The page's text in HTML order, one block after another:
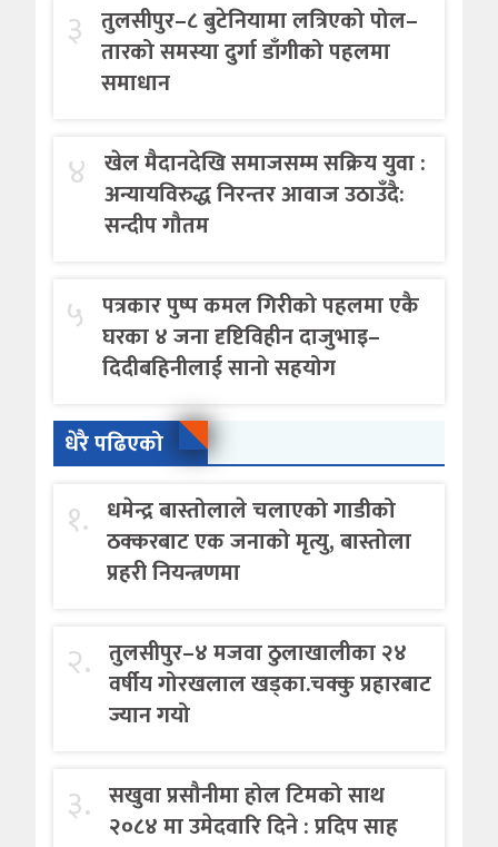
३ तुलसीपुर–८ बुटेनियामा लत्रिएको पोल–
तारको समस्या दुर्गा डाँगीको पहलमा
समाधान
४ खेल मैदानदेखि समाजसम्म सक्रिय युवा :
अन्यायविरुद्ध निरन्तर आवाज उठाउँदै:
सन्दीप गौतम
५ पत्रकार पुष्प कमल गिरीको पहलमा एकै
घरका ४ जना दृष्टिविहीन दाजुभाइ–
दिदीबहिनीलाई सानो सहयोग
धेरै पढिएको
१. धमेन्द्र बास्तोलाले चलाएको गाडीको
ठक्करबाट एक जनाको मृत्यु, बास्तोला
प्रहरी नियन्त्रणमा
२. तुलसीपुर–४ मजवा ठुलाखालीका २४
वर्षीय गोरखलाल खड्का.चक्कु प्रहारबाट
ज्यान गयो
३. सखुवा प्रसौनीमा होल टिमको साथ
२०८४ मा उमेदवारि दिने : प्रदिप साह